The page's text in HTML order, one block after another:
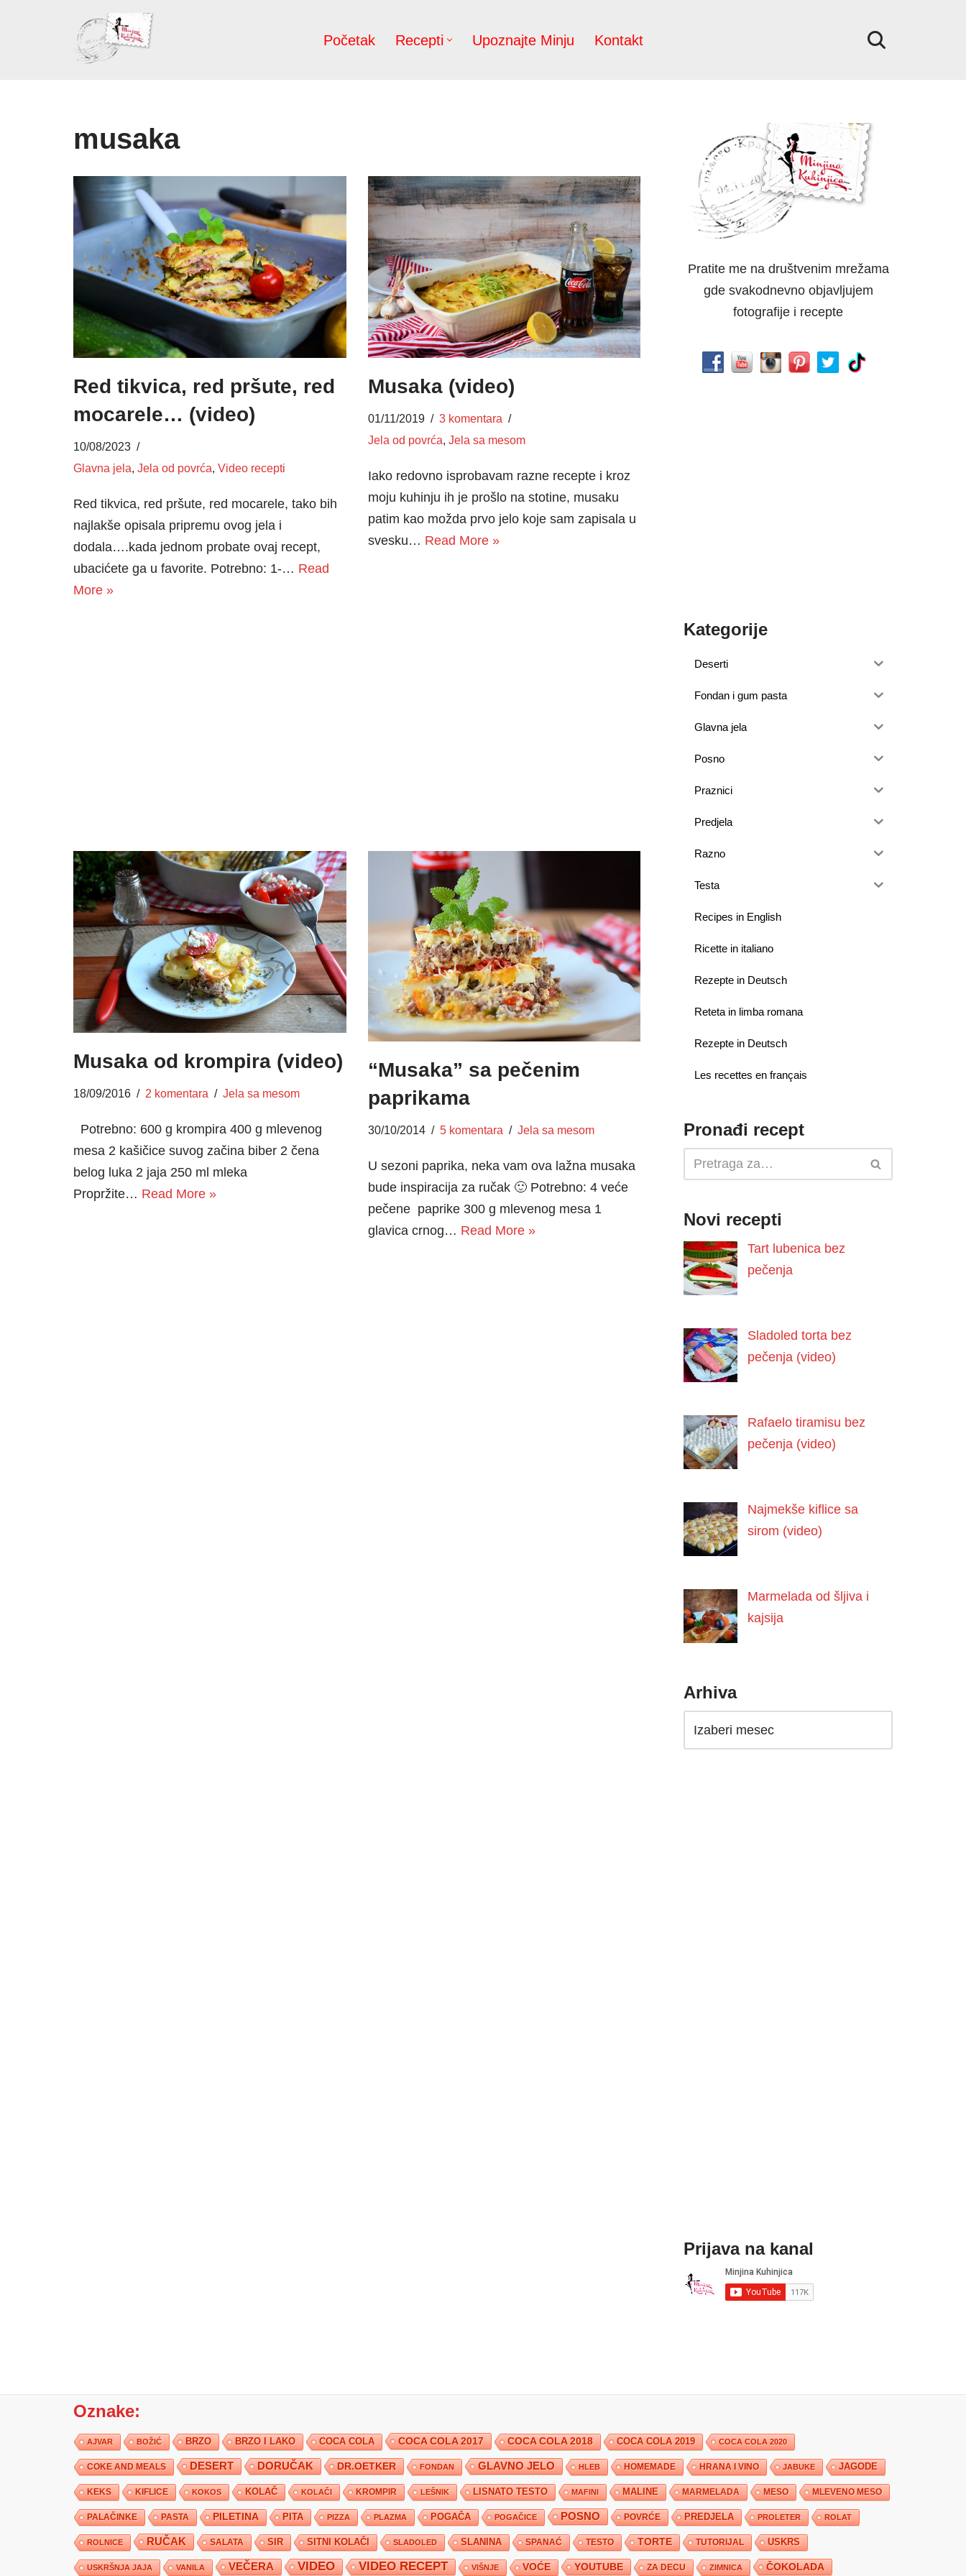
Početak Recepti Upoznajte Minju Kontakt
musaka
Red tikvica, red pršute, red
mocarele… (video)
10/08/2023
Glavna jela, Jela od povrća, Video recepti
Red tikvica, red pršute, red mocarele, tako bih
najlakše opisala pripremu ovog jela i
dodala….kada jednom probate ovaj recept,
ubacićete ga u favorite. Potrebno: 1-… Read
More »
Musaka (video)
01/11/2019
3 komentara
Jela od povrća, Jela sa mesom
Iako redovno isprobavam razne recepte i kroz
moju kuhinju ih je prošlo na stotine, musaku
patim kao možda prvo jelo koje sam zapisala u
svesku… Read More »
Musaka od krompira (video)
18/09/2016 2 komentara Jela sa mesom
Potrebno: 600 g krompira 400 g mlevenog
mesa 2 kašičice suvog začina biber 2 čena
belog luka 2 jaja 250 ml mleka
Propržite… Read More »
“Musaka” sa pečenim
paprikama
30/10/2014 5 komentara Jela sa mesom
U sezoni paprika, neka vam ova lažna musaka
bude inspiracija za ručak 🙂 Potrebno: 4 veće
pečene paprike 300 g mlevenog mesa 1
glavica crnog… Read More »
Pratite me na društvenim mrežama
gde svakodnevno objavljujem
fotografije i recepte
Kategorije
Deserti
Fondan i gum pasta
Glavna jela
Posno
Praznici
Predjela
Razno
Testa
Recipes in English
Ricette in italiano
Rezepte in Deutsch
Reteta in limba romana
Rezepte in Deutsch
Les recettes en français
Pronađi recept
Novi recepti
Tart lubenica bez
pečenja
Sladoled torta bez
pečenja (video)
Rafaelo tiramisu bez
pečenja (video)
Najmekše kiflice sa
sirom (video)
Marmelada od šljiva i
kajsija
Arhiva
Prijava na kanal
Oznake:
AJVAR BOŽIĆ BRZO BRZO I LAKO COCA COLA COCA COLA 2017 COCA COLA 2018 COCA COLA 2019 COCA COLA 2020
COKE AND MEALS DESERT DORUČAK DR.OETKER FONDAN GLAVNO JELO HLEB HOMEMADE HRANA I VINO JABUKE JAGODE
KEKS KIFLICE KOKOS KOLAČ KOLAČI KROMPIR LEŠNIK LISNATO TESTO MAFINI MALINE MARMELADA MESO MLEVENO MESO
PALAČINKE PASTA PILETINA PITA PIZZA PLAZMA POGAČA POGAČICE POSNO POVRĆE PREDJELA PROLETER ROLAT
ROLNICE RUČAK SALATA SIR SITNI KOLAČI SLADOLED SLANINA SPANAĆ TESTO TORTE TUTORIJAL USKRS
USKRŠNJA JAJA VANILA VEČERA VIDEO VIDEO RECEPT VIŠNJE VOĆE YOUTUBE ZA DECU ZIMNICA ČOKOLADA